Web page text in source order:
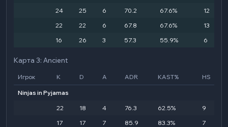
24
25 6 70.2 67.6%
12
22
22 6 67.8 67.6%
13
16
26 3 57.3 55.9% 6
Карта 3: Ancient
Игрок K D A ADR KAST% HS
Ninjas in Pyjamas
22
18 4 76.3 62.5%
9
17
17 7 85.9 83.3%
7